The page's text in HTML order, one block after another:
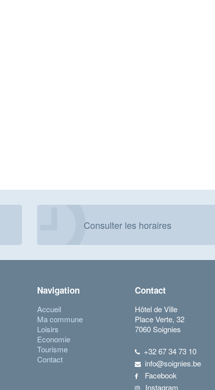
Consulter les horaires
Navigation
Accueil
Ma commune
Loisirs
Economie
Tourisme
Contact
Contact
Hôtel de Ville
Place Verte, 32
7060 Soignies
+32 67 34 73 10
info@soignies.be
Facebook
Instagram